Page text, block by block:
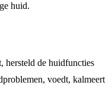
huid.
hersteld de huidfuncties
voedt, kalmeert